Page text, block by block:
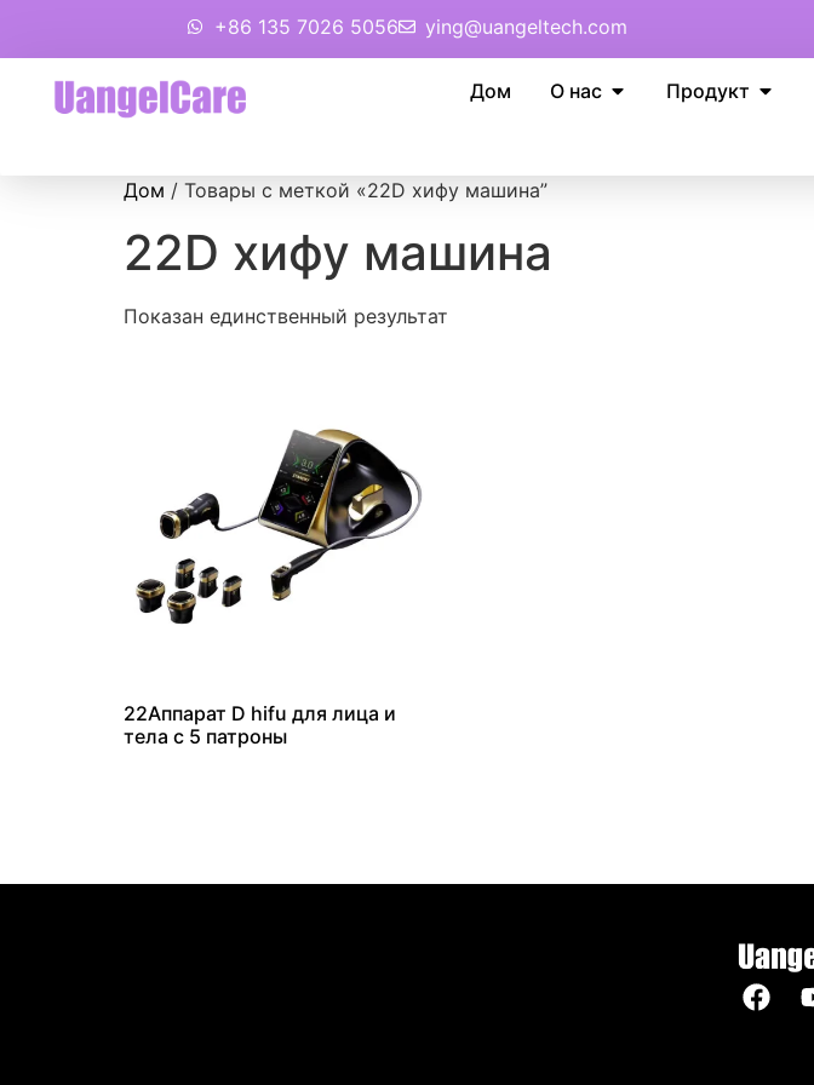
+86 135 7026 5056 ying@uangeltech.com
Дом О нас Продукт
Дом / Товары с меткой «22D хифу машина”
22D хифу машина
Показан единственный результат
22Аппарат D hifu для лица и
тела с 5 патроны